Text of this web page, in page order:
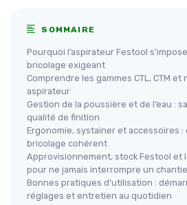
SOMMAIRE
Pourquoi l’aspirateur Festool
bricolage exigeant
Comprendre les gammes CTL, CTM
aspirateur
Gestion de la poussière et de l’eau :
qualité de finition
Ergonomie, systainer et accessoires
bricolage cohérent
Approvisionnement, stock Festool et
pour ne jamais interrompre un
Bonnes pratiques d’utilisation :
réglages et entretien au quotidien